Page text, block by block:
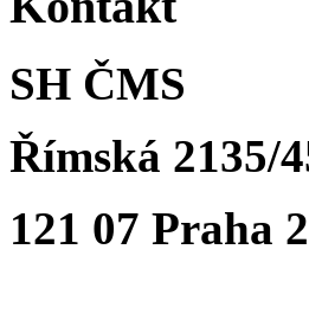
SH ČMS
Římská 2135/
121 07 Praha 2